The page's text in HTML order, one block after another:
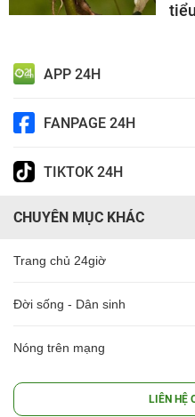
APP 24H
FANPAGE 24H
TIKTOK 24H
CHUYÊN MỤC KHÁC
Trang chủ 24giờ
Đời sống - Dân sinh
Nóng trên mạng
LIÊN HỆ